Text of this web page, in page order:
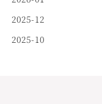
2025-12
2025-10